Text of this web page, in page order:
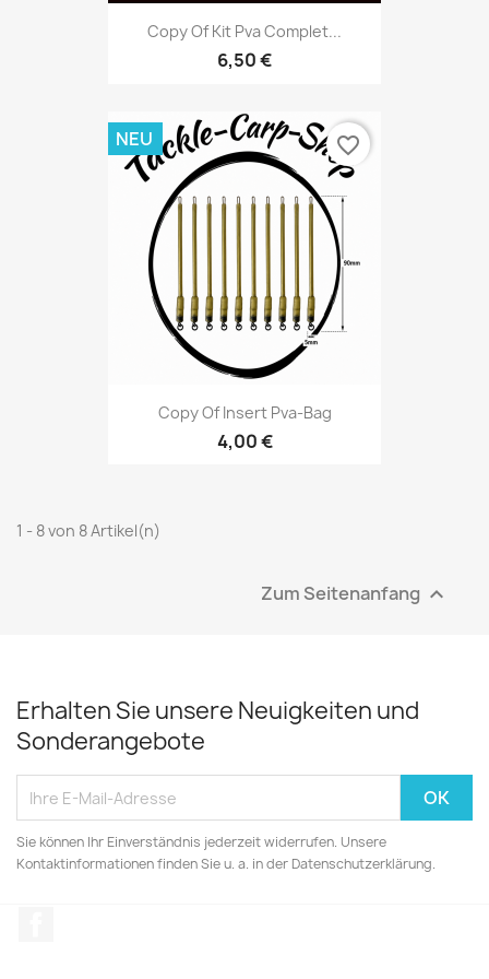
Copy Of Kit Pva Complet...
6,50 €
Copy Of Insert Pva-Bag
4,00 €
NEU favorite_border
1 - 8 von 8 Artikel(n)
Zum Seitenanfang 
Erhalten Sie unsere Neuigkeiten und
Sonderangebote
Sie können Ihr Einverständnis jederzeit widerrufen. Unsere
Kontaktinformationen finden Sie u. a. in der Datenschutzerklärung.